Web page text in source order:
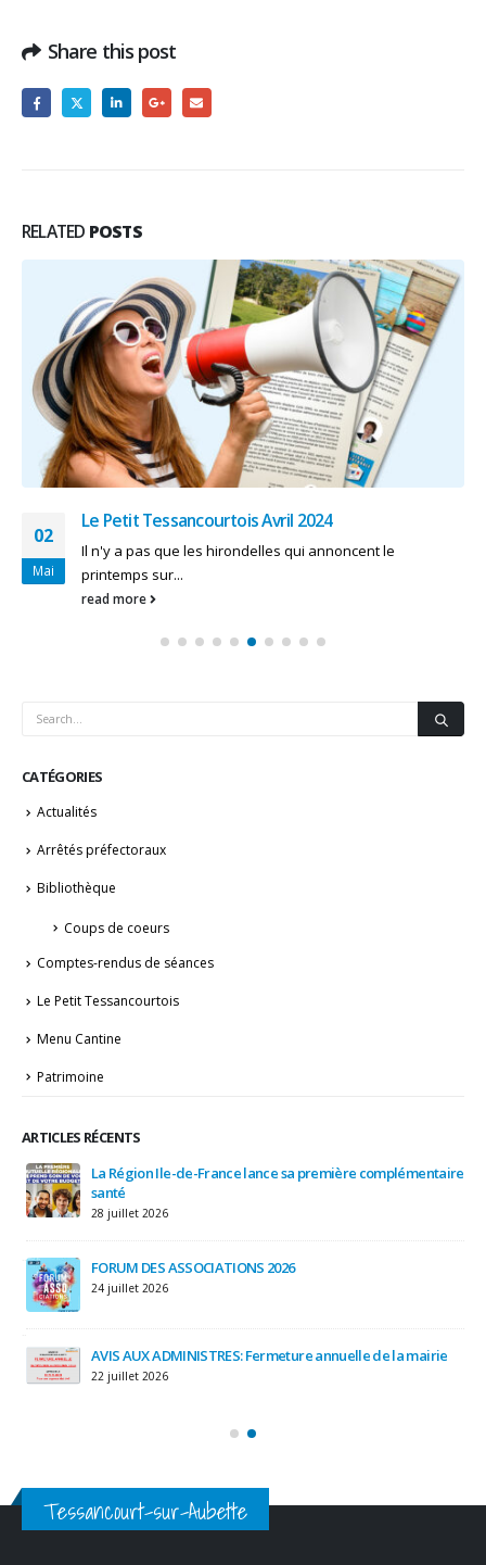
Share this post
RELATED POSTS
02
Mai
Le Petit Tessancourtois Avril 2024
Il n'y a pas que les hirondelles qui annoncent le
printemps sur...
read more
CATÉGORIES
Actualités
Arrêtés préfectoraux
Bibliothèque
Coups de coeurs
Comptes-rendus de séances
Le Petit Tessancourtois
Menu Cantine
Patrimoine
ARTICLES RÉCENTS
La Région Ile-de-France lance sa première complémentaire
santé
28 juillet 2026
FORUM DES ASSOCIATIONS 2026
24 juillet 2026
AVIS AUX ADMINISTRES: Fermeture annuelle de la mairie
22 juillet 2026
Tessancourt-sur-Aubette